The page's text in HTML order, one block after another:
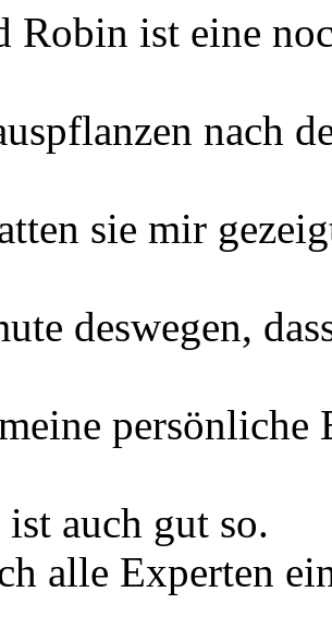
Robin ist eine
nach
sie mir
deswegen,
persönliche
auch gut so.
alle Experten